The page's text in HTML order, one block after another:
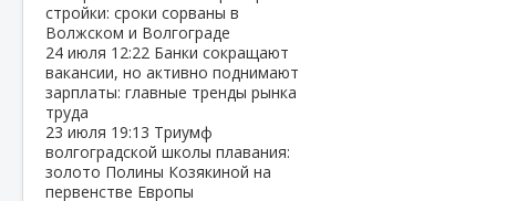
стройки: сроки сорваны в
Волжском и Волгограде
24 июля 12:22 Банки сокращают
вакансии, но активно поднимают
зарплаты: главные тренды рынка
труда
23 июля 19:13 Триумф
волгоградской школы плавания:
золото Полины Козякиной на
первенстве Европы